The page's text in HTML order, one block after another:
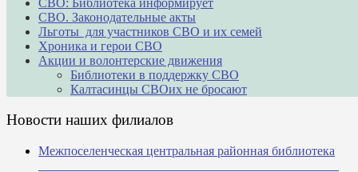
СВО. Законодательные акты
Льготы для участников СВО и их семей
Хроника и герои СВО
Акции и волонтерские движения
Библиотеки в поддержку СВО
Калтасинцы СВОих не бросают
Новости наших филиалов
Межпоселенческая центральная районная библиотека